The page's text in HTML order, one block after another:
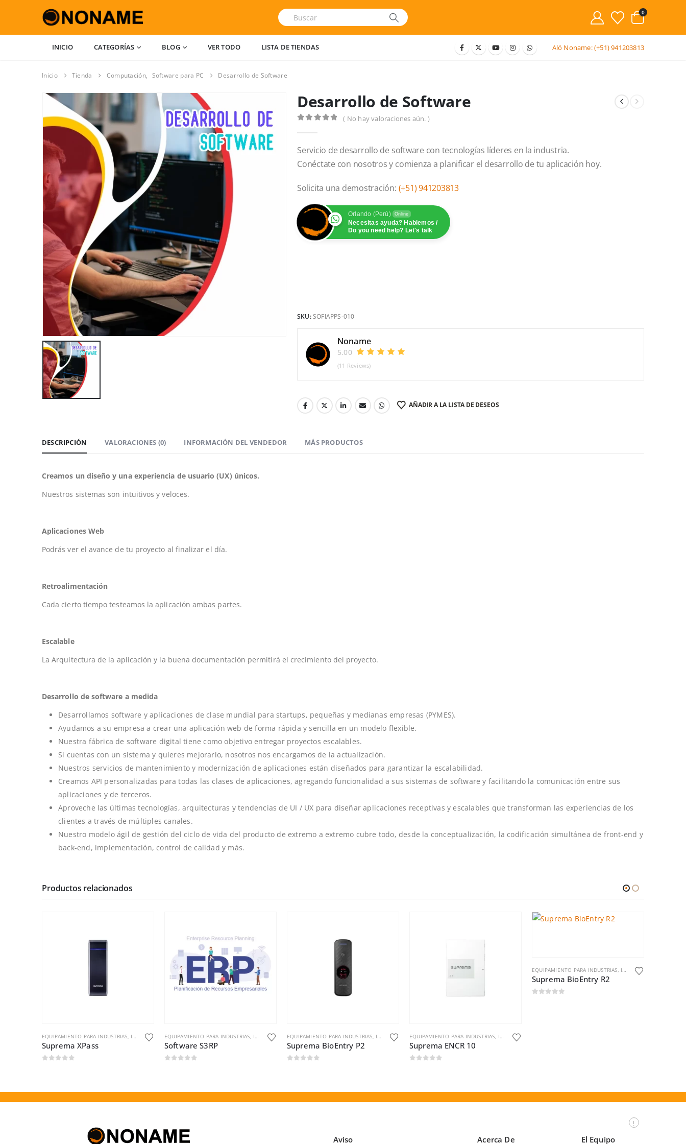
0
INICIO CATEGORÍAS BLOG VER TODO LISTA DE TIENDAS Aló Noname:(+51) 941203813
Inicio Tienda Computación, Software para PC Desarrollo de Software
Desarrollo de Software
( No hay valoraciones aún. )
Servicio de desarrollo de software con tecnologías líderes en la industria.
Conéctate con nosotros y comienza a planificar el desarrollo de tu aplicación hoy.
Solicita una demostración: (+51) 941203813
Orlando (Perú) Online
Necesitas ayuda? Hablemos /
Do you need help? Let's talk
SKU:SOFIAPPS-010
Noname
5.00
(11 Reviews)
AÑADIR A LA LISTA DE DESEOS
DESCRIPCIÓN VALORACIONES (0) INFORMACIÓN DEL VENDEDOR MÁS PRODUCTOS
Creamos un diseño y una experiencia de usuario (UX) únicos.
Nuestros sistemas son intuitivos y veloces.
Aplicaciones Web
Podrás ver el avance de tu proyecto al finalizar el día.
Retroalimentación
Cada cierto tiempo testeamos la aplicación ambas partes.
Escalable
La Arquitectura de la aplicación y la buena documentación permitirá el crecimiento del proyecto.
Desarrollo de software a medida
Desarrollamos software y aplicaciones de clase mundial para startups, pequeñas y medianas empresas (PYMES).
Ayudamos a su empresa a crear una aplicación web de forma rápida y sencilla en un modelo flexible.
Nuestra fábrica de software digital tiene como objetivo entregar proyectos escalables.
Si cuentas con un sistema y quieres mejorarlo, nosotros nos encargamos de la actualización.
Nuestros servicios de mantenimiento y modernización de aplicaciones están diseñados para garantizar la escalabilidad.
Creamos API personalizadas para todas las clases de aplicaciones, agregando funcionalidad a sus sistemas de software y facilitando la comunicación entre sus
aplicaciones y de terceros.
Aproveche las últimas tecnologías, arquitecturas y tendencias de UI / UX para diseñar aplicaciones receptivas y escalables que transforman las experiencias de los
clientes a través de múltiples canales.
Nuestro modelo ágil de gestión del ciclo de vida del producto de extremo a extremo cubre todo, desde la conceptualización, la codificación simultánea de front-end y
back-end, implementación, control de calidad y más.
Productos relacionados
EQUIPAMIENTO PARA INDUSTRIAS INDUSTRIAS Y OFICINAS
Suprema XPass
EQUIPAMIENTO PARA INDUSTRIAS INDUSTRIAS Y OFICINAS
Software S3RP
EQUIPAMIENTO PARA INDUSTRIAS INDUSTRIAS Y OFICINAS
Suprema BioEntry P2
EQUIPAMIENTO PARA INDUSTRIAS INDUSTRIAS Y OFICINAS
Suprema ENCR 10
EQUIPAMIENTO PARA INDUSTRIAS INDUSTRIAS Y OFICINAS
Suprema BioEntry R2
Aviso Acerca De El Equipo